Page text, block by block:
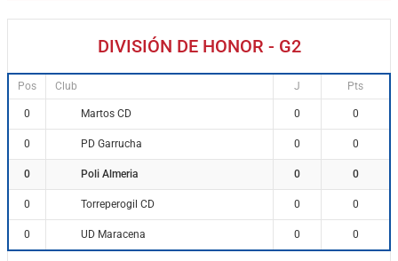
DIVISIÓN DE HONOR - G2
Pos Club J Pts
0 Martos CD 0 0
0 PD Garrucha 0 0
0 Poli Almeria 0 0
0 Torreperogil CD 0 0
0 UD Maracena 0 0